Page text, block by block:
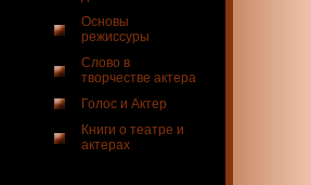
Основы
режиссуры
Слово в
творчестве актера
Голос и Актер
Книги о театре и
актерах